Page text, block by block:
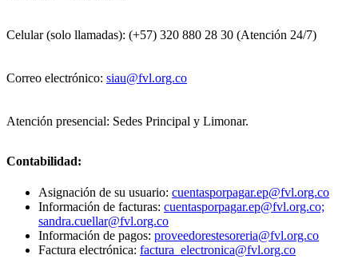
Celular (solo llamadas): (+57) 320 880 28 30 (Atención 24/7)
Correo electrónico: siau@fvl.org.co
Atención presencial: Sedes Principal y Limonar.
Contabilidad:
Asignación de su usuario: cuentasporpagar.ep@fvl.org.co
Información de facturas: cuentasporpagar.ep@fvl.org.co;
sandra.cuellar@fvl.org.co
Información de pagos: proveedorestesoreria@fvl.org.co
Factura electrónica: factura_electronica@fvl.org.co